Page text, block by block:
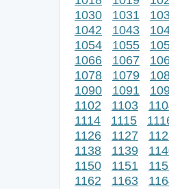
1030
1031
1042
1043
1054
1055
1066
1067
1078
1079
1090
1091
1102
1103
1114
1115
1126
1127
1138
1139
1150
1151
1162
1163